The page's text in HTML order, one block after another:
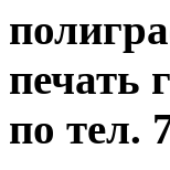
печать
по тел.